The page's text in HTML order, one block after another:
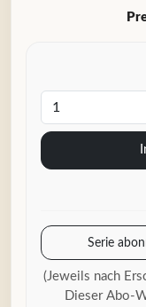
Serie
(Jeweils nach
Dieser Abo-